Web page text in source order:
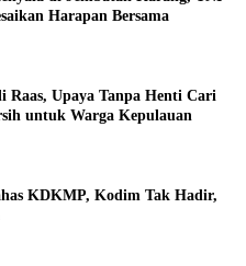
Harapan Bersama
Raas, Upaya Tanpa Henti Cari
untuk Warga Kepulauan
KDKMP, Kodim Tak Hadir,